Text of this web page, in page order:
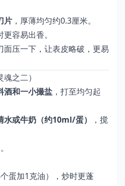
片 ，厚薄均匀约0.3厘米。
容易出香。
压一下，让表皮略破，更易
之二）
酒和一小撮盐 ，打至均匀起
水或牛奶（约10ml/蛋）
，搅
蛋加1克油），炒时更蓬